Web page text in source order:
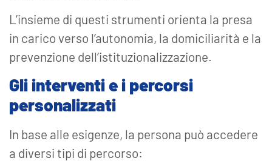
L’insieme di questi strumenti orienta la presa
in carico verso l’autonomia, la domiciliarità e la
prevenzione dell’istituzionalizzazione.
Gli interventi e i percorsi
personalizzati
In base alle esigenze, la persona può accedere
a diversi tipi di percorso: